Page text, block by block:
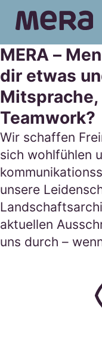
Jobs
MERA –
dir etwas
Teamwork?
Wir schaffen
sich wohlfühlen
unsere
aktuellen
uns durch –